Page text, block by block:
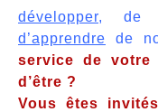
développer,
d’apprendre de
service de
d’être ?
Vous êtes invités